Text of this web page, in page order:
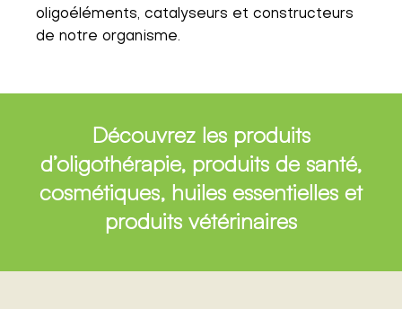
oligoéléments, catalyseurs et constructeurs
de notre organisme.
Découvrez les produits
d’oligothérapie, produits de santé,
cosmétiques, huiles essentielles et
produits vétérinaires